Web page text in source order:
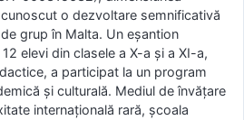
o dezvoltare semnificativă
grup în Malta. Un eșantion
elevi din clasele a X-a și a XI-a,
a participat la un program
și culturală. Mediul de învățare
internațională rară, școala